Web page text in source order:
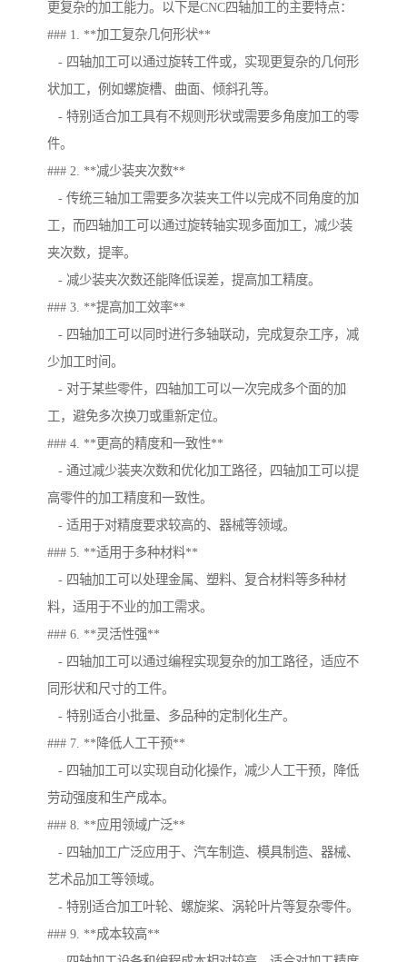
更复杂的加工能力。以下是CNC四轴加工的主要特点：
### 1. **加工复杂几何形状**
- 四轴加工可以通过旋转工件或，实现更复杂的几何形
状加工，例如螺旋槽、曲面、倾斜孔等。
- 特别适合加工具有不规则形状或需要多角度加工的零
件。
### 2. **减少装夹次数**
- 传统三轴加工需要多次装夹工件以完成不同角度的加
工，而四轴加工可以通过旋转轴实现多面加工，减少装
夹次数，提率。
- 减少装夹次数还能降低误差，提高加工精度。
### 3. **提高加工效率**
- 四轴加工可以同时进行多轴联动，完成复杂工序，减
少加工时间。
- 对于某些零件，四轴加工可以一次完成多个面的加
工，避免多次换刀或重新定位。
### 4. **更高的精度和一致性**
- 通过减少装夹次数和优化加工路径，四轴加工可以提
高零件的加工精度和一致性。
- 适用于对精度要求较高的、器械等领域。
### 5. **适用于多种材料**
- 四轴加工可以处理金属、塑料、复合材料等多种材
料，适用于不业的加工需求。
### 6. **灵活性强**
- 四轴加工可以通过编程实现复杂的加工路径，适应不
同形状和尺寸的工件。
- 特别适合小批量、多品种的定制化生产。
### 7. **降低人工干预**
- 四轴加工可以实现自动化操作，减少人工干预，降低
劳动强度和生产成本。
### 8. **应用领域广泛**
- 四轴加工广泛应用于、汽车制造、模具制造、器械、
艺术品加工等领域。
- 特别适合加工叶轮、螺旋桨、涡轮叶片等复杂零件。
### 9. **成本较高**